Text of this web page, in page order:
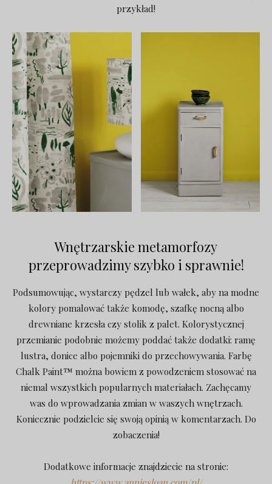
przykład!
Wnętrzarskie metamorfozy
przeprowadzimy szybko i sprawnie!
Podsumowując, wystarczy pędzel lub wałek, aby na modne
kolory pomalować także komodę, szafkę nocną albo
drewniane krzesła czy stolik z palet. Kolorystycznej
przemianie podobnie możemy poddać także dodatki: ramę
lustra, donice albo pojemniki do przechowywania. Farbę
Chalk Paint™ można bowiem z powodzeniem stosować na
niemal wszystkich popularnych materiałach. Zachęcamy
was do wprowadzania zmian w waszych wnętrzach.
Koniecznie podzielcie się swoją opinią w komentarzach. Do
zobaczenia!
Dodatkowe informacje znajdziecie na stronie: